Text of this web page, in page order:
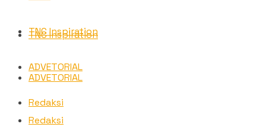
TNC Inspiration
ADVETORIAL
Redaksi
TNC Inspiration
ADVETORIAL
Redaksi